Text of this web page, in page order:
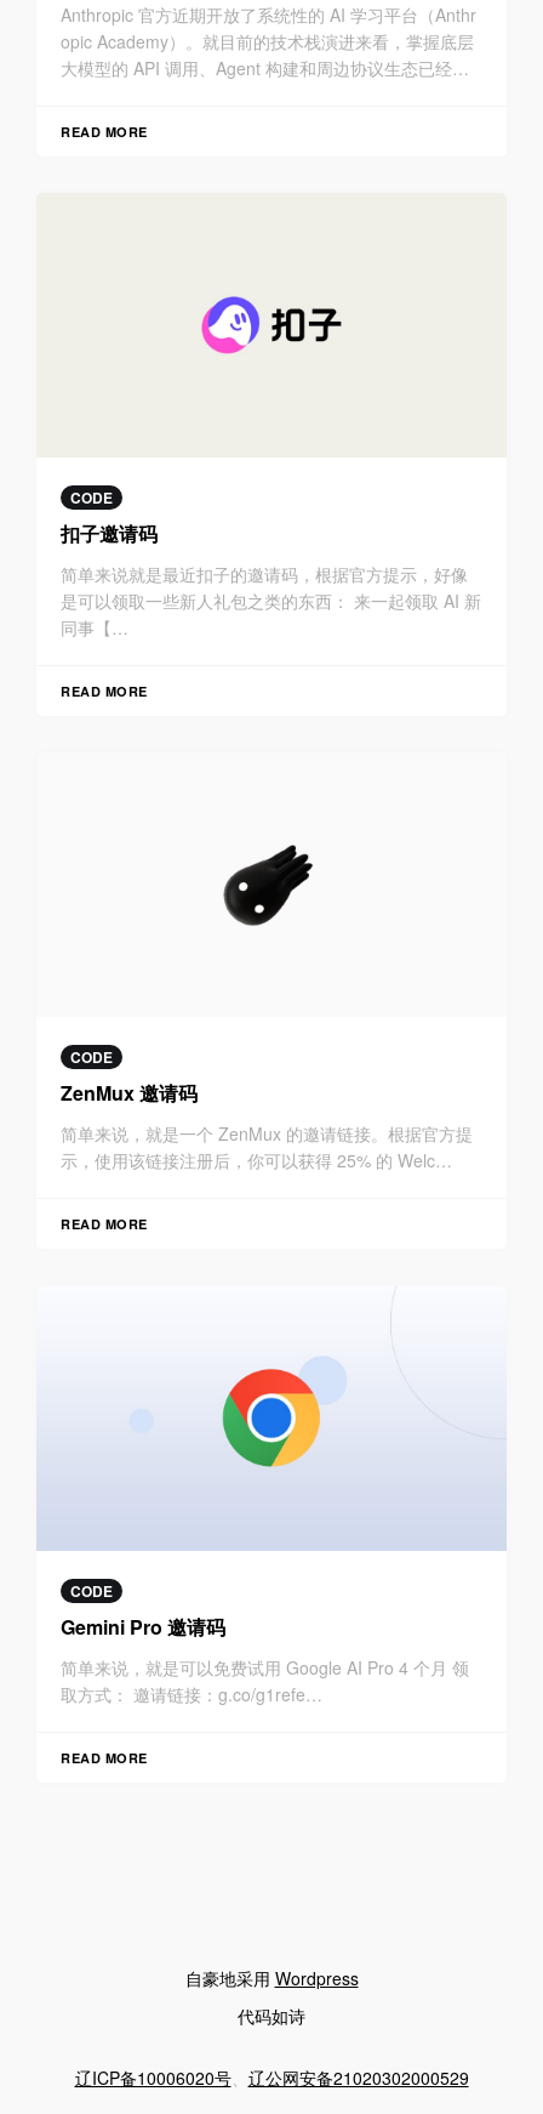
Anthropic 官方近期开放了系统性的 AI 学习平台（Anthr
opic Academy）。就目前的技术栈演进来看，掌握底层
大模型的 API 调用、Agent 构建和周边协议生态已经成
READ MORE
CODE
扣子邀请码
简单来说就是最近扣子的邀请码，根据官方提示，好像
是可以领取一些新人礼包之类的东西： 来一起领取 AI 新
同事【…
READ MORE
CODE
ZenMux 邀请码
简单来说，就是一个 ZenMux 的邀请链接。根据官方提
示，使用该链接注册后，你可以获得 25% 的 Welc…
READ MORE
CODE
Gemini Pro 邀请码
简单来说，就是可以免费试用 Google AI Pro 4 个月 领
取方式： 邀请链接：g.co/g1refe…
READ MORE
自豪地采用 Wordpress
代码如诗
辽ICP备10006020号、 辽公网安备21020302000529